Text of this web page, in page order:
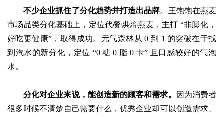
不少企业抓住了分化趋势并打造出品牌。王饱饱在燕麦
市场品类分化基础上，定位代餐烘焙燕麦，主打 “非膨化，
好吃更健康”，取得成功。元气森林从 0 到 1 的突破在于找
到汽水的新分化，定位 “0 糖 0 脂 0 卡” 且口感较好的气泡
水。
分化对企业来说，能创造新的顾客和需求。
因为消费者
很多时候不清楚自己需要什么，优秀企业却可以创造需求、